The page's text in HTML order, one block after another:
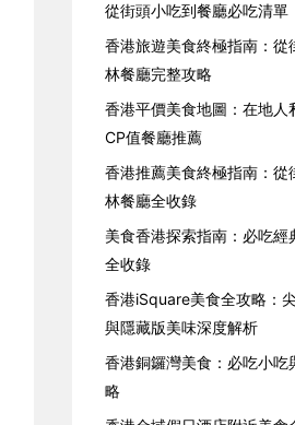
從街頭小吃到餐廳必吃清單
香港旅遊美食終極指南：從
林餐廳完整攻略
香港平價美食地圖：在地人
CP值餐廳推薦
香港推薦美食終極指南：從
林餐廳全收錄
美食香港探索指南：必吃經
全收錄
香港iSquare美食全攻略：
與隱藏版美味深度解析
香港銅鑼灣美食：必吃小吃
略